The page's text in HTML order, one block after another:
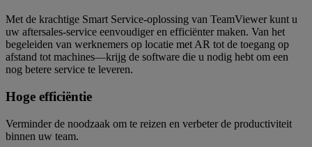
Met de krachtige Smart Service-oplossing van TeamViewer kunt u
uw aftersales-service eenvoudiger en efficiënter maken. Van het
begeleiden van werknemers op locatie met AR tot de toegang op
afstand tot machines—krijg de software die u nodig hebt om een
nog betere service te leveren.
Hoge efficiëntie
Verminder de noodzaak om te reizen en verbeter de productiviteit
binnen uw team.